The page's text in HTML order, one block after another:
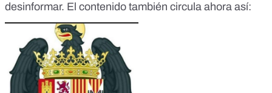
desinformar. El contenido también circula ahora así: